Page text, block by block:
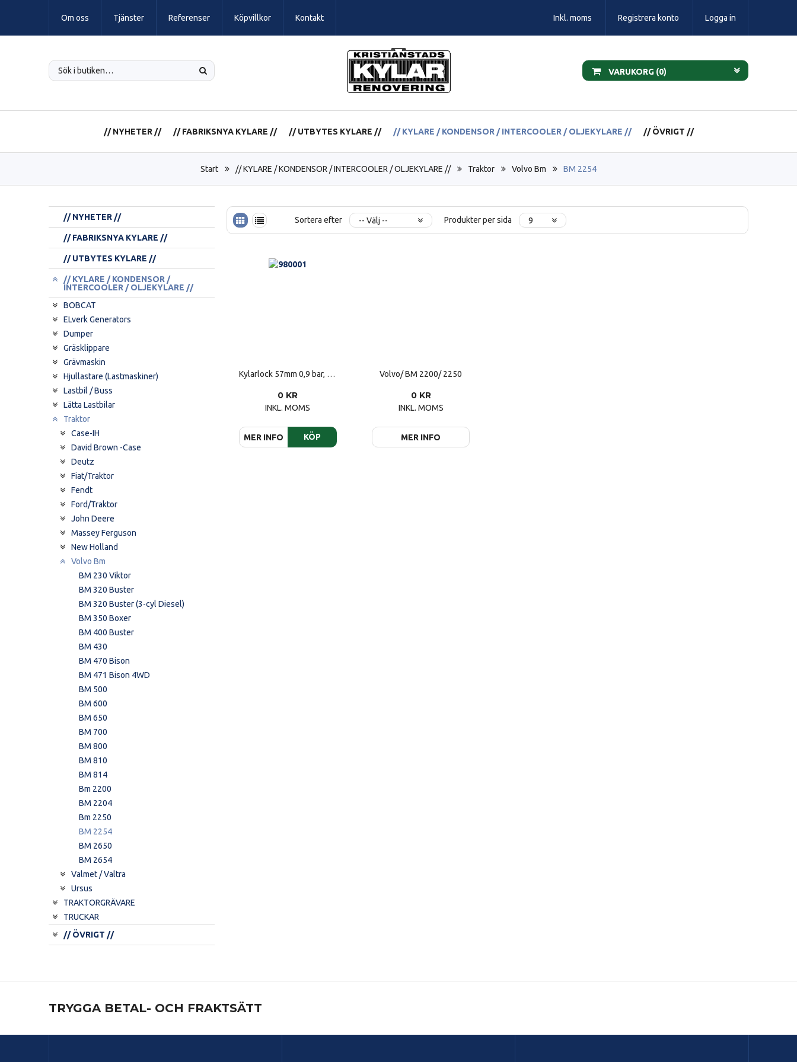
Om oss Tjänster Referenser Köpvillkor Kontakt Inkl. moms Registrera konto Logga in
VARUKORG (0)
// NYHETER // // FABRIKSNYA KYLARE // // UTBYTES KYLARE // // KYLARE / KONDENSOR / INTERCOOLER / OLJEKYLARE // // ÖVRIGT //
Start // KYLARE / KONDENSOR / INTERCOOLER / OLJEKYLARE // Traktor Volvo Bm BM 2254
// NYHETER //
// FABRIKSNYA KYLARE //
// UTBYTES KYLARE //
// KYLARE / KONDENSOR /
INTERCOOLER / OLJEKYLARE //
BOBCAT
ELverk Generators
Dumper
Gräsklippare
Grävmaskin
Hjullastare (Lastmaskiner)
Lastbil / Buss
Lätta Lastbilar
Traktor
Case-IH
David Brown -Case
Deutz
Fiat/Traktor
Fendt
Ford/Traktor
John Deere
Massey Ferguson
New Holland
Volvo Bm
BM 230 Viktor
BM 320 Buster
BM 320 Buster (3-cyl Diesel)
BM 350 Boxer
BM 400 Buster
BM 430
BM 470 Bison
BM 471 Bison 4WD
BM 500
BM 600
BM 650
BM 700
BM 800
BM 810
BM 814
Bm 2200
BM 2204
Bm 2250
BM 2254
BM 2650
BM 2654
Valmet / Valtra
Ursus
TRAKTORGRÄVARE
TRUCKAR
// ÖVRIGT //
Sortera efter Produkter per sida
Kylarlock 57mm 0,9 bar, dubbla packningar
0 KR
INKL. MOMS
KÖP
MER INFO
Volvo/ BM 2200/ 2250
0 KR
INKL. MOMS
MER INFO
TRYGGA BETAL- OCH FRAKTSÄTT